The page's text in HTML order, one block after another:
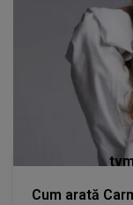
Cum arată